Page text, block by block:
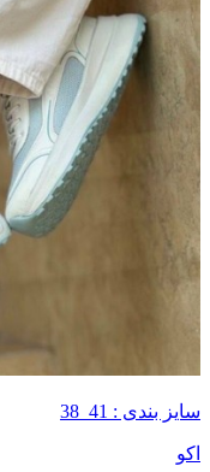
سایز بندی : 41_38
اکو